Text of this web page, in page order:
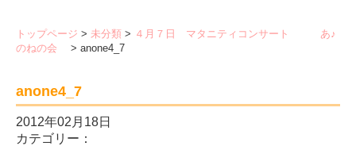
トップページ > 未分類 > ４月７日 マタニティコンサート あ♪
のねの会
> anone4_7
anone4_7
2012年02月18日
カテゴリー：